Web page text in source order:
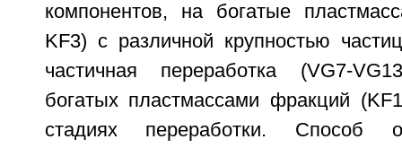
компонентов, на богатые
KF3) с различной крупностью
частичная переработка (VG7-
богатых пластмассами фракций
стадиях переработки. Способ